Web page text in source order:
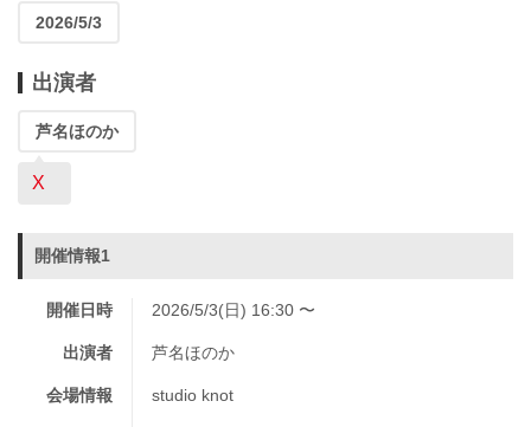
2026/5/3
出演者
芦名ほのか
X
開催情報1
開催日時 2026/5/3(日) 16:30 〜
出演者 芦名ほのか
会場情報 studio knot